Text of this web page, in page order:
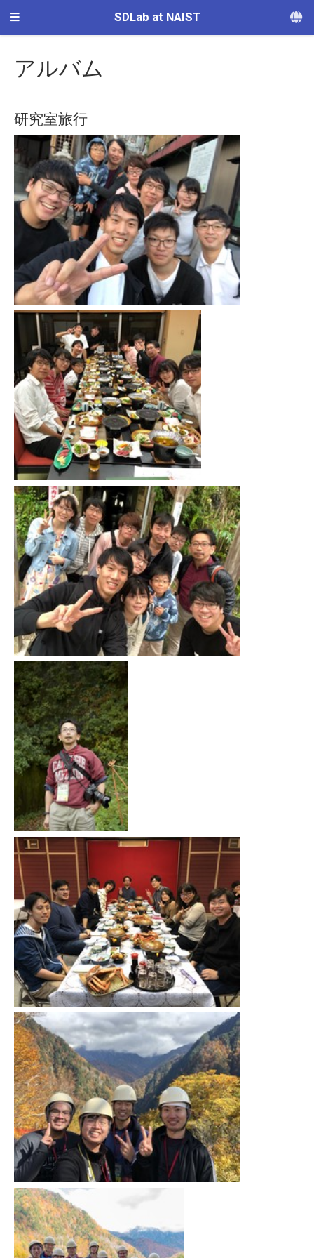
SDLab at NAIST
アルバム
研究室旅行